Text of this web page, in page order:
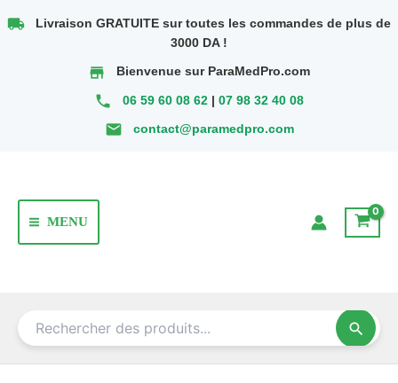
aulocal_shipping
Livraison GRATUITE sur toutes les commandes de plus de
3000 DA !
store Bienvenue sur ParaMedPro.com
phone 06 59 60 08 62 | 07 98 32 40 08
email contact@paramedpro.com
MENU
search